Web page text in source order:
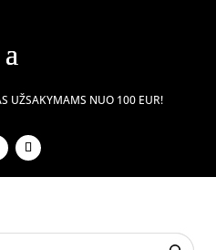
UŽSAKYMAMS NUO 100 EUR!